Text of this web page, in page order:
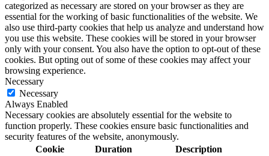
categorized as necessary are stored on your browser as they are
essential for the working of basic functionalities of the website. We
also use third-party cookies that help us analyze and understand how
you use this website. These cookies will be stored in your browser
only with your consent. You also have the option to opt-out of these
cookies. But opting out of some of these cookies may affect your
browsing experience.
Necessary
Necessary
Always Enabled
Necessary cookies are absolutely essential for the website to
function properly. These cookies ensure basic functionalities and
security features of the website, anonymously.
Cookie
Duration Description